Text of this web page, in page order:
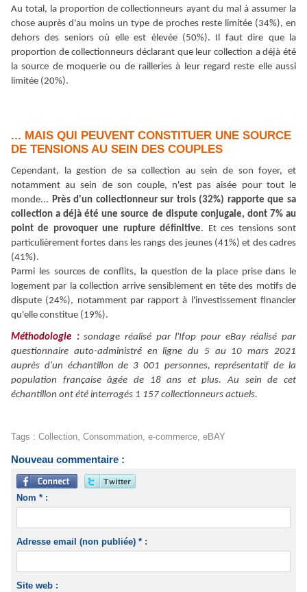
Au total, la proportion de collectionneurs ayant du mal à assumer la
chose auprès d 'au moins un type de proches reste limitée (34%), en
dehors des seniors où elle est élevée (50%). Il faut dire que la
proportion de collectionneurs déclarant que leur collection a déjà été
la source de moquerie ou de railleries à leur regard reste elle aussi
limitée (20%).
... MAIS QUI PEUVENT CONSTITUER UNE SOURCE
DE TENSIONS AU SEIN DES COUPLES
Cependant, la gestion de sa collection au sein de son foyer, et
notamment au sein de son couple, n'est pas aisée pour tout le
monde... Près d 'un collectionneur sur trois (32%) rapporte que sa
collection a déjà été une source de dispute conjugale, dont 7% au
point de provoquer une rupture définitive. Et ces tensions sont
particulièrement fortes dans les rangs des jeunes (41%) et des cadres
(41%).
Parmi les sources de conflits, la question de la place prise dans le
logement par la collection arrive sensiblement en tête des motifs de
dispute (24%), notamment par rapport à l 'investissement financier
qu'elle constitue (19%).
Méthodologie : sondage réalisé parl'Ifop pour eBayréalisé par
questionnaire auto-administré en ligne du 5 au 10 mars 2021
auprès d'un échantillonde 3 001 personnes, représentatif de la
population française âgée de 18 ans et plus. Au sein de cet
échantillon ont été interrogés 1 157 collectionneurs actuels.
Tags : Collection, Consommation, e-commerce, eBAY
Nouveau commentaire :
Nom * :
Adresse email (non publiée) * :
Site web :